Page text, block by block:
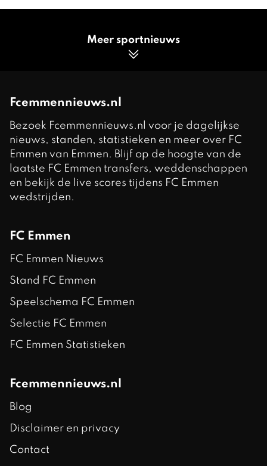
Meer sportnieuws
Fcemmennieuws.nl
Bezoek Fcemmennieuws.nl voor je dagelijkse
nieuws, standen, statistieken en meer over FC
Emmen van Emmen. Blijf op de hoogte van de
laatste FC Emmen transfers, weddenschappen
en bekijk de live scores tijdens FC Emmen
wedstrijden.
FC Emmen
FC Emmen Nieuws
Stand FC Emmen
Speelschema FC Emmen
Selectie FC Emmen
FC Emmen Statistieken
Fcemmennieuws.nl
Blog
Disclaimer en privacy
Contact